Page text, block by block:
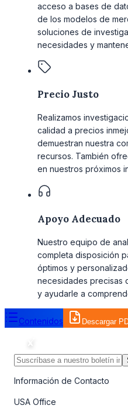
acceso a bases de
de los modelos de
soluciones de
necesidades y
Precio Justo
Realizamos
calidad a precios
demuestran nuestra
recursos. También
en nuestros próximos
Apoyo Adecuado
Nuestro equipo de
completa disposición
óptimos y
necesidades precisas
y ayudarle a
Contenidos Descargar
Información de Contacto
USA Office